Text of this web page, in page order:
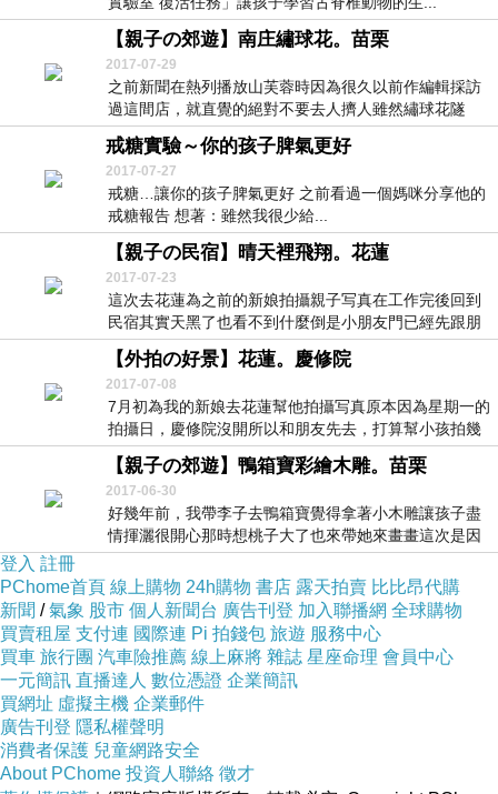
【親子の郊遊】南庄繡球花。苗栗
2017-07-29
之前新聞在熱列播放山芙蓉時因為很久以前作編輯採訪
過這間店，就直覺的絕對不要去人擠人雖然繡球花隧
道，老...
戒糖實驗～你的孩子脾氣更好
2017-07-27
戒糖…讓你的孩子脾氣更好 之前看過一個媽咪分享他的
戒糖報告 想著：雖然我很少給...
【親子の民宿】晴天裡飛翔。花蓮
2017-07-23
這次去花蓮為之前的新娘拍攝親子写真在工作完後回到
民宿其實天黑了也看不到什麼倒是小朋友門已經先跟朋
友到...
【外拍の好景】花蓮。慶修院
2017-07-08
7月初為我的新娘去花蓮幫他拍攝写真原本因為星期一的
拍攝日，慶修院沒開所以和朋友先去，打算幫小孩拍幾
張...
【親子の郊遊】鴨箱寶彩繪木雕。苗栗
2017-06-30
好幾年前，我帶李子去鴨箱寶覺得拿著小木雕讓孩子盡
情揮灑很開心那時想桃子大了也來帶她來畫畫這次是因
為很...
登入 註冊
PChome首頁 線上購物 24h購物 書店 露天拍賣 比比昂代購
新聞 /氣象 股市 個人新聞台 廣告刊登 加入聯播網 全球購物
買賣租屋 支付連 國際連 Pi 拍錢包 旅遊 服務中心
買車 旅行團 汽車險推薦 線上麻將 雜誌 星座命理 會員中心
一元簡訊 直播達人 數位憑證 企業簡訊
買網址 虛擬主機 企業郵件
廣告刊登 隱私權聲明
消費者保護 兒童網路安全
About PChome 投資人聯絡 徵才